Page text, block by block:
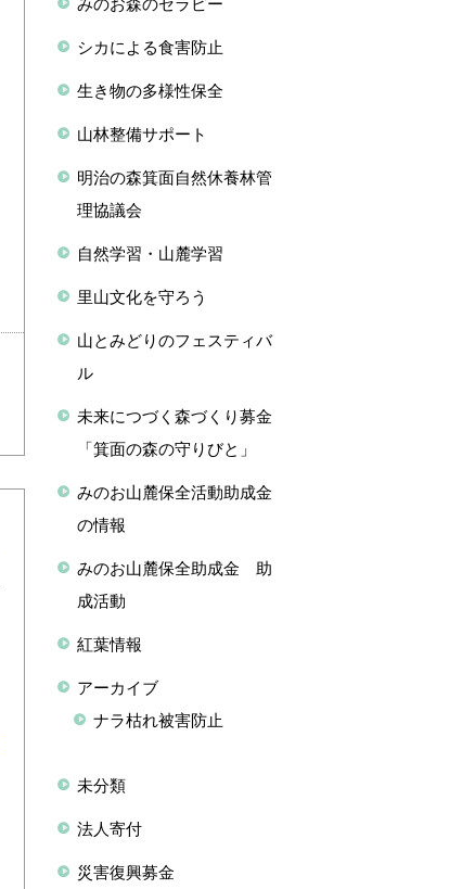
みのお森のセラピー
シカによる食害防止
生き物の多様性保全
山林整備サポート
明治の森箕面自然休養林管
理協議会
自然学習・山麓学習
里山文化を守ろう
山とみどりのフェスティバ
ル
未来につづく森づくり募金
「箕面の森の守りびと」
みのお山麓保全活動助成金
の情報
みのお山麓保全助成金 助
成活動
紅葉情報
アーカイブ
ナラ枯れ被害防止
未分類
法人寄付
災害復興募金